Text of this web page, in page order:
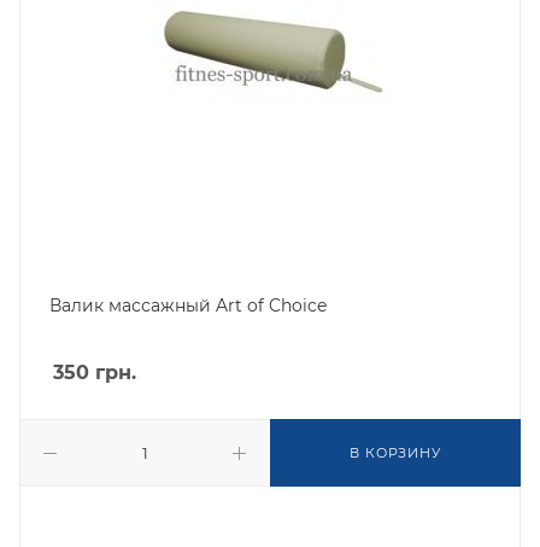
Валик массажный Art of Choice
350 грн.
В КОРЗИНУ